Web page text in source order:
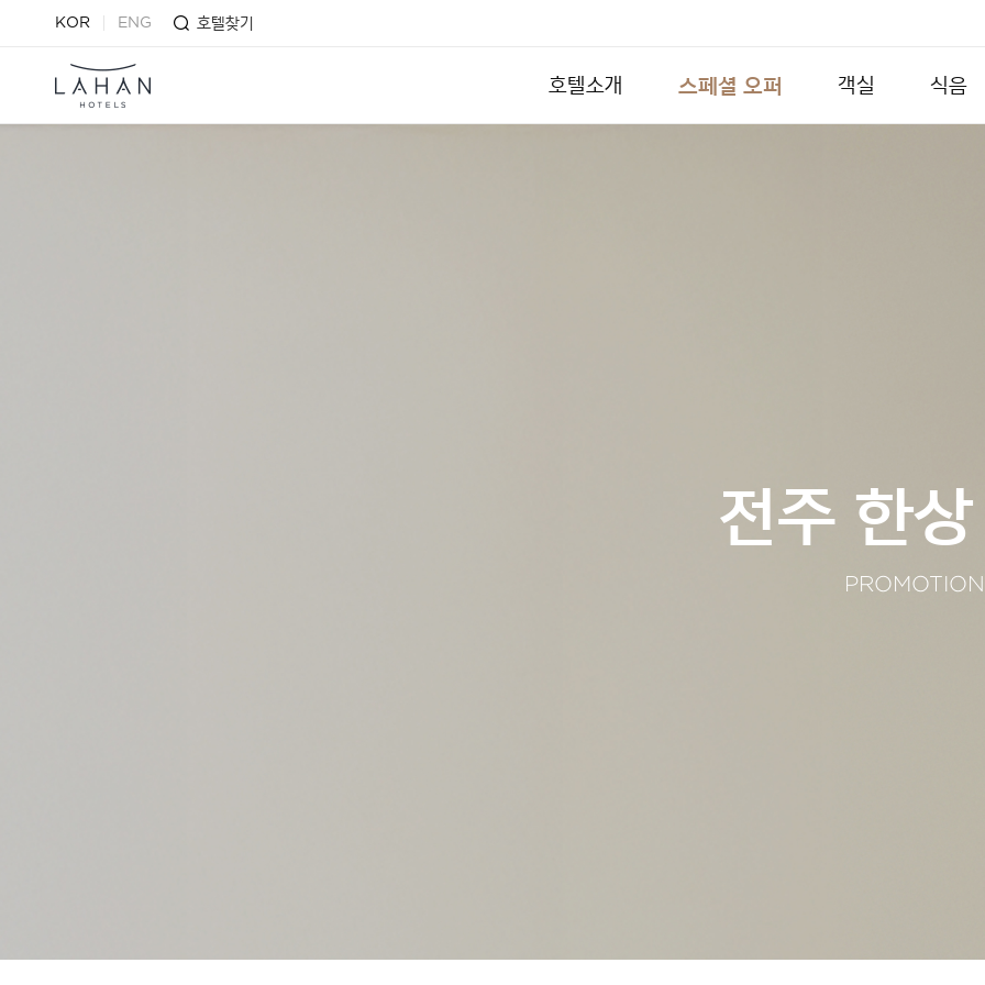
KOR ENG 호텔찾기
호텔소개 스페셜 오퍼 객실 식음
전주 한
PROMOTION